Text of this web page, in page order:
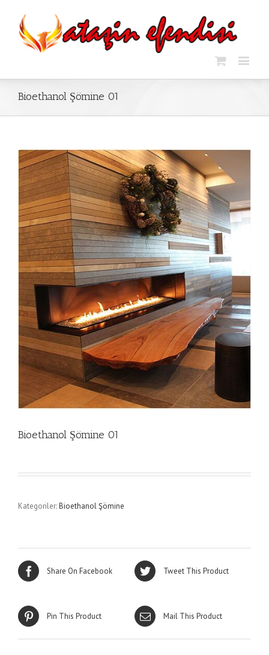
Bioethanol Şömine 01
Bioethanol Şömine 01
Kategoriler:Bioethanol Şömine
Share On Facebook Tweet This Product
Pin This Product Mail This Product